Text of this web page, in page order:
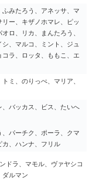
みたろう、アネッサ、マ
ー、キザノホマレ、ピッ
ロ、リカ、まんたろう、
、マルコ、ミント、ジュ
ラ、ロッタ、ももこ、エ
ミ、のりっぺ、マリア、
、バッカス、ビス、たいへ
パーチク、ポーラ、クマ
カ、ハンナ、フリル
ドラ、マモル、ヴァヤシコ
ダルマン